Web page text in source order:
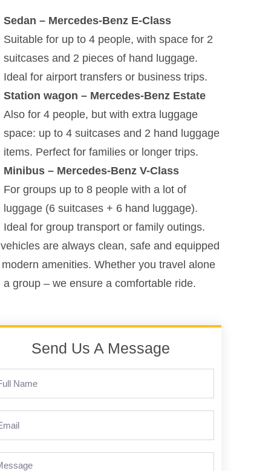
Sedan – Mercedes-Benz E-Class
Suitable for up to 4 people, with space for 2
suitcases and 2 pieces of hand luggage.
Ideal for airport transfers or business trips.
Station wagon – Mercedes-Benz Estate
Also for 4 people, but with extra luggage
space: up to 4 suitcases and 2 hand luggage
items. Perfect for families or longer trips.
Minibus – Mercedes-Benz V-Class
For groups up to 8 people with a lot of
luggage (6 suitcases + 6 hand luggage).
Ideal for group transport or family outings.
are always clean, safe and equipped
amenities. Whether you travel alone
a group – we ensure a comfortable ride.
Send Us A Message